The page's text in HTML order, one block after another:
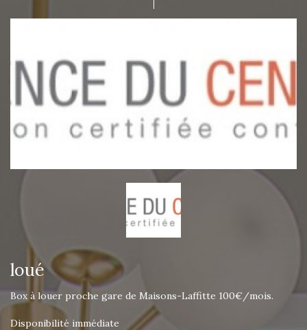
loué
Box à louer proche gare de Maisons-Laffitte 100€/mois.
Disponibilité immédiate